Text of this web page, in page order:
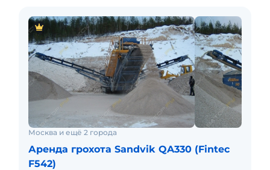
Москва и ещё 2 города
Аренда грохота Sandvik QA330 (Fintec
F542)